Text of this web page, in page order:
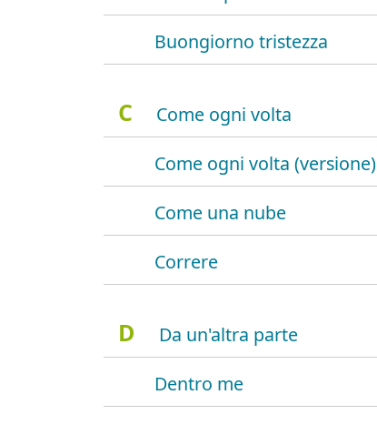
Buongiorno tristezza
C
Come ogni volta
Come ogni volta (versione)
Come una nube
Correre
D
Da un'altra parte
Dentro me